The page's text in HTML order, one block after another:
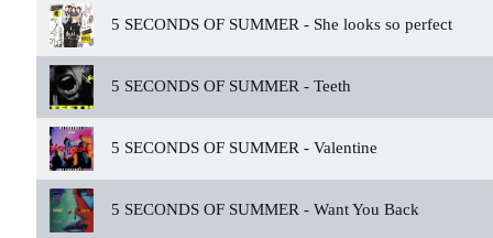
5 SECONDS OF SUMMER - She looks so perfect
5 SECONDS OF SUMMER - Teeth
5 SECONDS OF SUMMER - Valentine
5 SECONDS OF SUMMER - Want You Back